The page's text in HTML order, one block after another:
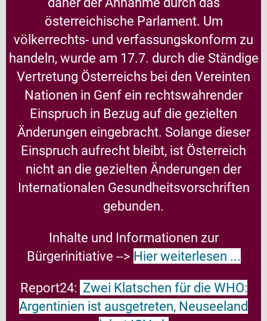
österreichische Parlament. Um
völkerrechts- und verfassungskonform zu
handeln, wurde am 17.7. durch die Ständige
Vertretung Österreichs bei den Vereinten
Nationen in Genf ein rechtswahrender
Einspruch in Bezug auf die gezielten
Änderungen eingebracht. Solange dieser
Einspruch aufrecht bleibt, ist Österreich
nicht an die gezielten Änderungen der
Internationalen Gesundheitsvorschriften
gebunden.
Inhalte und Informationen zur
Bürgerinitiative --> Hier weiterlesen ...
Report24: Zwei Klatschen für die WHO:
Argentinien ist ausgetreten, Neuseeland